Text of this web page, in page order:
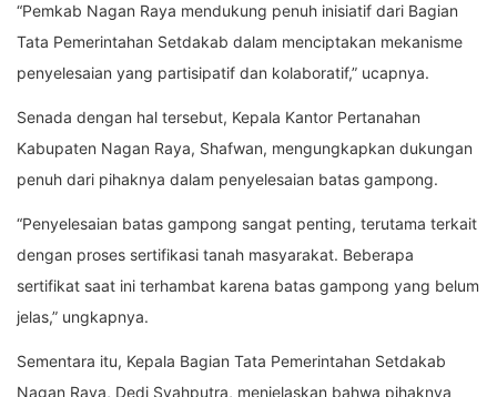
“Pemkab Nagan Raya mendukung penuh inisiatif dari Bagian
Tata Pemerintahan Setdakab dalam menciptakan mekanisme
penyelesaian yang partisipatif dan kolaboratif,” ucapnya.
Senada dengan hal tersebut, Kepala Kantor Pertanahan
Kabupaten Nagan Raya, Shafwan, mengungkapkan dukungan
penuh dari pihaknya dalam penyelesaian batas gampong.
“Penyelesaian batas gampong sangat penting, terutama terkait
dengan proses sertifikasi tanah masyarakat. Beberapa
sertifikat saat ini terhambat karena batas gampong yang belum
jelas,” ungkapnya.
Sementara itu, Kepala Bagian Tata Pemerintahan Setdakab
Nagan Raya, Dedi Syahputra, menjelaskan bahwa pihaknya